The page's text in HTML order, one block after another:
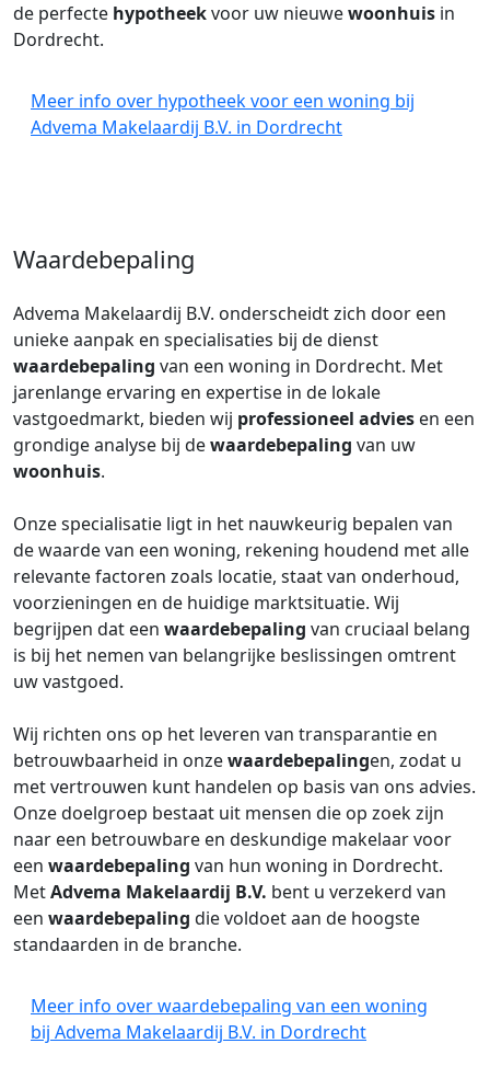
de perfecte hypotheekvoor uw nieuwewoonhuis in
Dordrecht.
Meer info over hypotheek voor een woning bij
Advema Makelaardij B.V. in Dordrecht
Waardebepaling
Advema Makelaardij B.V. onderscheidt zich door een
unieke aanpak en specialisaties bij de dienst
waardebepaling van een woning in Dordrecht. Met
jarenlange ervaring en expertise in de lokale
vastgoedmarkt, bieden wij professioneel advies en een
grondige analyse bij dewaardebepaling van uw
woonhuis.
Onze specialisatie ligt in het nauwkeurig bepalen van
de waarde van een woning, rekening houdend met alle
relevante factoren zoals locatie, staat van onderhoud,
voorzieningen en de huidige marktsituatie. Wij
begrijpen dat een waardebepaling van cruciaal belang
is bij het nemen van belangrijke beslissingen omtrent
uw vastgoed.
Wij richten ons op het leveren van transparantie en
betrouwbaarheid in onzewaardebepalingen, zodat u
met vertrouwen kunt handelen op basis van ons advies.
Onze doelgroep bestaat uit mensen die op zoek zijn
naar een betrouwbare en deskundige makelaar voor
een waardebepaling van hun woning in Dordrecht.
MetAdvema Makelaardij B.V. bent u verzekerd van
een waardebepaling die voldoet aan de hoogste
standaarden in de branche.
Meer info over waardebepaling van een woning
bij Advema Makelaardij B.V. in Dordrecht